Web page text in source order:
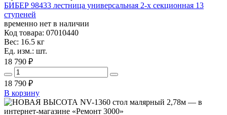
БИБЕР 98433 лестница универсальная 2-х секционная 13
ступеней
временно нет в наличии
Код товара: 07010440
Вес: 16.5 кг
Ед. изм.: шт.
18 790 ₽
18 790 ₽
В корзину